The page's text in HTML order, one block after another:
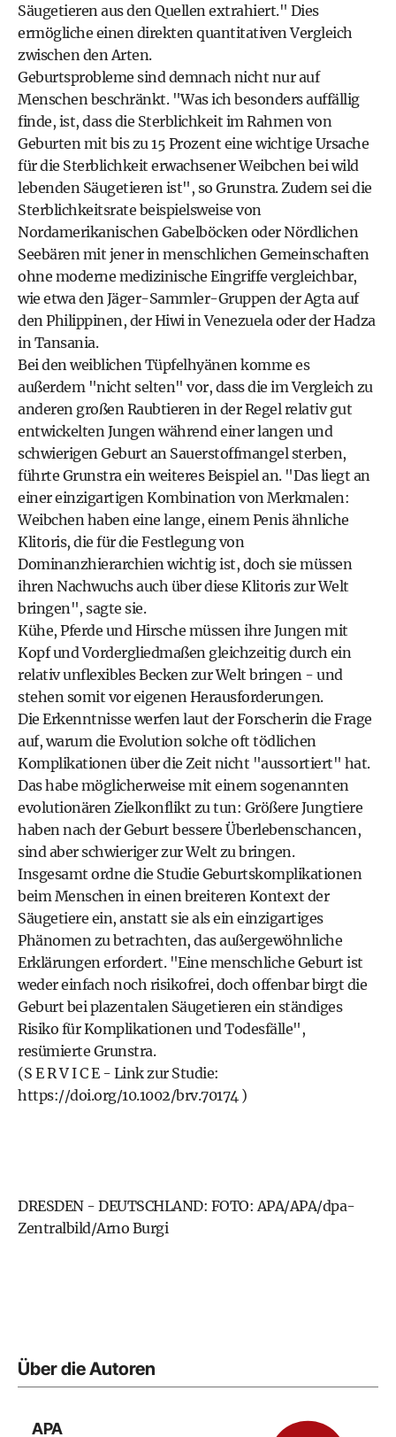
Säugetieren aus den Quellen extrahiert." Dies
ermögliche einen direkten quantitativen Vergleich
zwischen den Arten.
Geburtsprobleme sind demnach nicht nur auf
Menschen beschränkt. "Was ich besonders auffällig
finde, ist, dass die Sterblichkeit im Rahmen von
Geburten mit bis zu 15 Prozent eine wichtige Ursache
für die Sterblichkeit erwachsener Weibchen bei wild
lebenden Säugetieren ist", so Grunstra. Zudem sei die
Sterblichkeitsrate beispielsweise von
Nordamerikanischen Gabelböcken oder Nördlichen
Seebären mit jener in menschlichen Gemeinschaften
ohne moderne medizinische Eingriffe vergleichbar,
wie etwa den Jäger-Sammler-Gruppen der Agta auf
den Philippinen, der Hiwi in Venezuela oder der Hadza
in Tansania.
Bei den weiblichen Tüpfelhyänen komme es
außerdem "nicht selten" vor, dass die im Vergleich zu
anderen großen Raubtieren in der Regel relativ gut
entwickelten Jungen während einer langen und
schwierigen Geburt an Sauerstoffmangel sterben,
führte Grunstra ein weiteres Beispiel an. "Das liegt an
einer einzigartigen Kombination von Merkmalen:
Weibchen haben eine lange, einem Penis ähnliche
Klitoris, die für die Festlegung von
Dominanzhierarchien wichtig ist, doch sie müssen
ihren Nachwuchs auch über diese Klitoris zur Welt
bringen", sagte sie.
Kühe, Pferde und Hirsche müssen ihre Jungen mit
Kopf und Vordergliedmaßen gleichzeitig durch ein
relativ unflexibles Becken zur Welt bringen - und
stehen somit vor eigenen Herausforderungen.
Die Erkenntnisse werfen laut der Forscherin die Frage
auf, warum die Evolution solche oft tödlichen
Komplikationen über die Zeit nicht "aussortiert" hat.
Das habe möglicherweise mit einem sogenannten
evolutionären Zielkonflikt zu tun: Größere Jungtiere
haben nach der Geburt bessere Überlebenschancen,
sind aber schwieriger zur Welt zu bringen.
Insgesamt ordne die Studie Geburtskomplikationen
beim Menschen in einen breiteren Kontext der
Säugetiere ein, anstatt sie als ein einzigartiges
Phänomen zu betrachten, das außergewöhnliche
Erklärungen erfordert. "Eine menschliche Geburt ist
weder einfach noch risikofrei, doch offenbar birgt die
Geburt bei plazentalen Säugetieren ein ständiges
Risiko für Komplikationen und Todesfälle",
resümierte Grunstra.
(S E R V I C E - Link zur Studie:
https://doi.org/10.1002/brv.70174)
DRESDEN - DEUTSCHLAND: FOTO: APA/APA/dpa-
Zentralbild/Arno Burgi
Über die Autoren
APA